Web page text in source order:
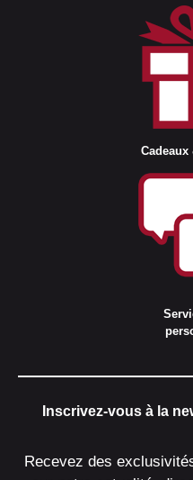
Cadeaux
Inscrivez-vous à la
Recevez des